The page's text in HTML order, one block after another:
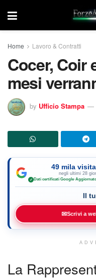
Home Lavoro & Contratti
Cocer, Coir
mesi
by Ufficio Stampa
49 mila
negli ultimi 28
✓ Dati certificati Google·
Il
✉Scrivi a
La